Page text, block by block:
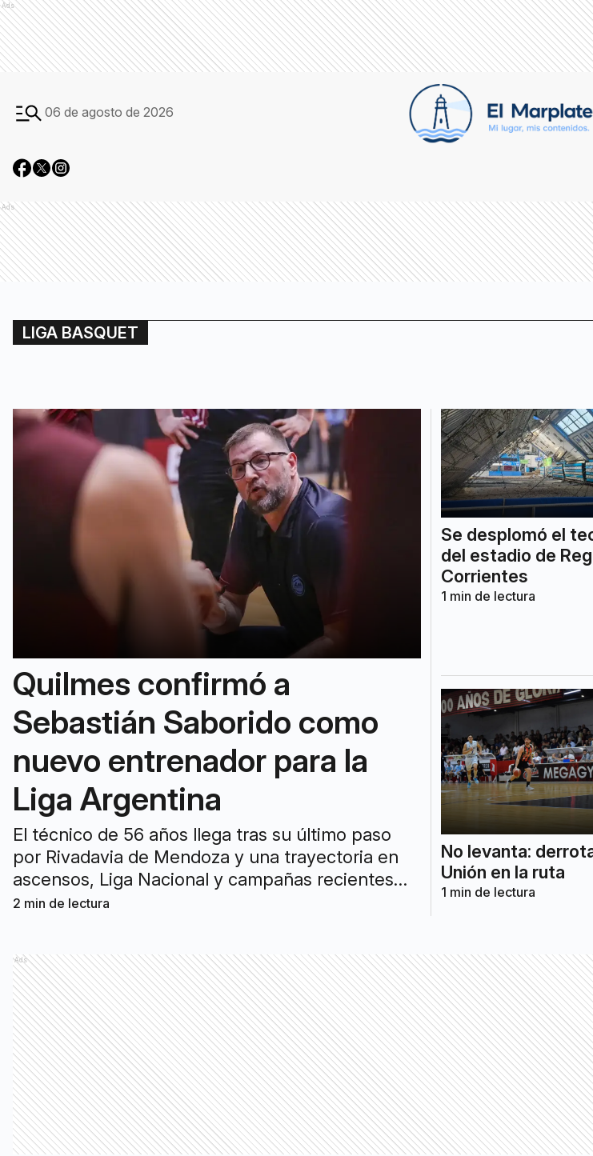
Ads
06 de agosto de 2026
Ads
LIGA BASQUET
Quilmes confirmó a
Sebastián Saborido como
nuevo entrenador para la
Liga Argentina
El técnico de 56 años llega tras su último paso
por Rivadavia de Mendoza y una trayectoria en
ascensos, Liga Nacional y campañas recientes
con Lanús.
2 min de lectura
Se desplomó el
del estadio de
Corrientes
1 min de lectura
No levanta:
Unión en la ruta
1 min de lectura
Ads